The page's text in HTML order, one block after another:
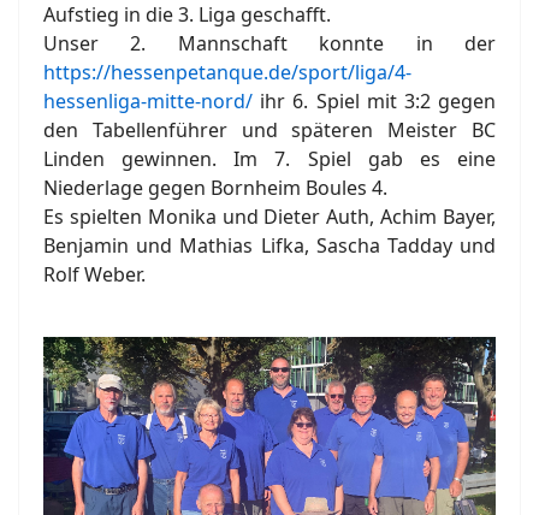
Aufstieg in die 3. Liga geschafft.
Unser 2. Mannschaft konnte in der
https://hessenpetanque.de/sport/liga/4-
hessenliga-mitte-nord/ ihr 6. Spiel mit 3:2 gegen
den Tabellenführer und späteren Meister BC
Linden gewinnen. Im 7. Spiel gab es eine
Niederlage gegen Bornheim Boules 4.
Es spielten Monika und Dieter Auth, Achim Bayer,
Benjamin und Mathias Lifka, Sascha Tadday und
Rolf Weber.